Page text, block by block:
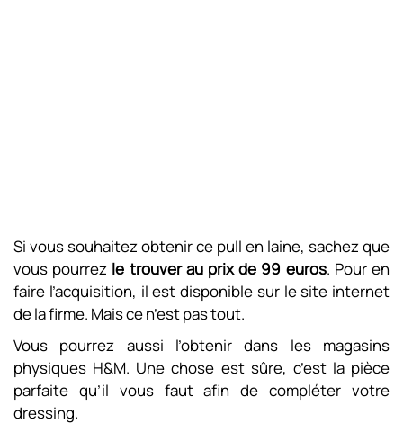
Si vous souhaitez obtenir ce pull en laine, sachez que
vous pourrez le trouver au prix de 99 euros. Pour en
faire l’acquisition, il est disponible sur le site internet
de la firme. Mais ce n’est pas tout.
Vous pourrez aussi l’obtenir dans les magasins
physiques H&M. Une chose est sûre, c’est la pièce
parfaite qu’il vous faut afin de compléter votre
dressing.